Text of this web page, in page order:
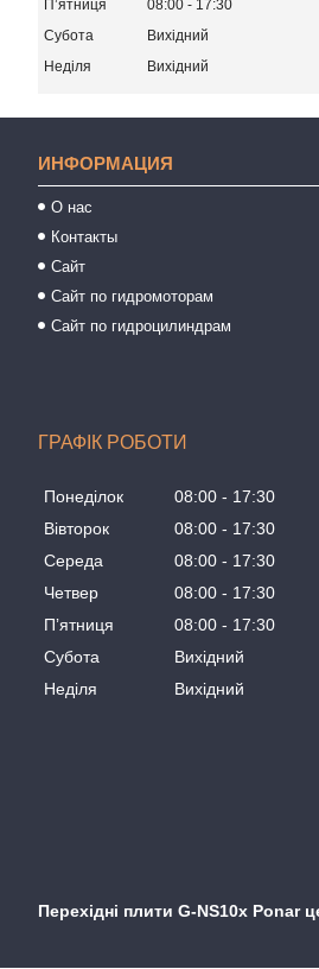
Пʼятниця
08:00
17:30
Субота
Вихідний
Неділя
Вихідний
ИНФОРМАЦИЯ
О нас
Контакты
Сайт
Сайт по гидромоторам
Сайт по гидроцилиндрам
ГРАФІК РОБОТИ
Понеділок 08:00
17:30
Вівторок
08:00
17:30
Середа
08:00
17:30
Четвер
08:00
17:30
Пʼятниця
08:00
17:30
Субота
Вихідний
Неділя
Вихідний
Перехідні плити G-NS10x Ponar